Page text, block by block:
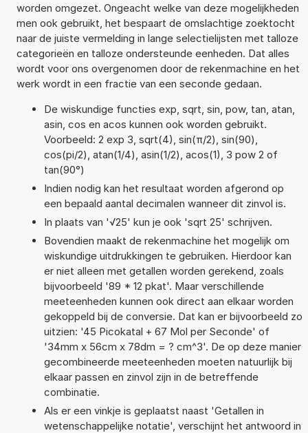
worden omgezet. Ongeacht welke van deze mogelijkheden
men ook gebruikt, het bespaart de omslachtige zoektocht
naar de juiste vermelding in lange selectielijsten met talloze
categorieën en talloze ondersteunde eenheden. Dat alles
wordt voor ons overgenomen door de rekenmachine en het
werk wordt in een fractie van een seconde gedaan.
De wiskundige functies exp, sqrt, sin, pow, tan, atan,
asin, cos en acos kunnen ook worden gebruikt.
Voorbeeld: 2 exp 3, sqrt(4), sin(π/2), sin(90),
cos(pi/2), atan(1/4), asin(1/2), acos(1), 3 pow 2 of
tan(90°)
Indien nodig kan het resultaat worden afgerond op
een bepaald aantal decimalen wanneer dit zinvol is.
In plaats van '√25' kun je ook 'sqrt 25' schrijven.
Bovendien maakt de rekenmachine het mogelijk om
wiskundige uitdrukkingen te gebruiken. Hierdoor kan
er niet alleen met getallen worden gerekend, zoals
bijvoorbeeld '89 * 12 pkat'. Maar verschillende
meeteenheden kunnen ook direct aan elkaar worden
gekoppeld bij de conversie. Dat kan er bijvoorbeeld zo
uitzien: '45 Picokatal + 67 Mol per Seconde' of
'34mm x 56cm x 78dm = ? cm^3'. De op deze manier
gecombineerde meeteenheden moeten natuurlijk bij
elkaar passen en zinvol zijn in de betreffende
combinatie.
Als er een vinkje is geplaatst naast 'Getallen in
wetenschappelijke notatie', verschijnt het antwoord in